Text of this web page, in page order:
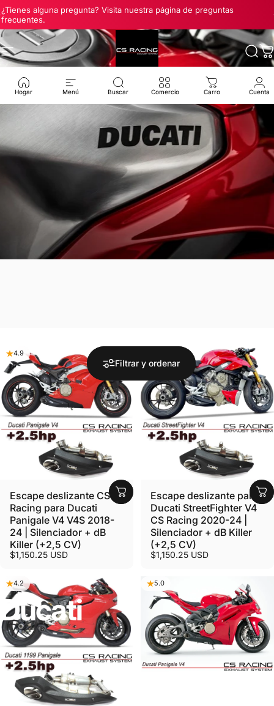
Ir directamente al contenido
¿Tienes alguna pregunta? Visita nuestra página de preguntas
frecuentes.
diapositivas pausa
Navegación CS Racing Exhaust
Hogar Menú Buscar Comercio Carro Cuenta
Ducati
Filtrar y ordenar
4.9
Escape deslizante CS
Racing para Ducati
Panigale V4 V4S 2018-
24 | Silenciador + dB
Killer (+2,5 CV)
$1,150.25 USD
Escape deslizante para
Ducati StreetFighter V4
CS Racing 2020-24 |
Silenciador + dB Killer
(+2,5 CV)
$1,150.25 USD
4.2 5.0